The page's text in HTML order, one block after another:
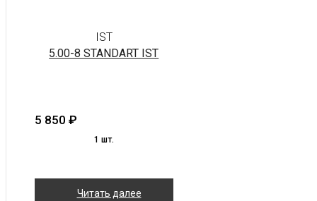
IST
5.00-8 STANDART IST
5 850 ₽
1 шт.
Читать далее